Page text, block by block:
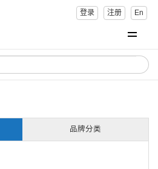
登录 注册 En
品牌分类